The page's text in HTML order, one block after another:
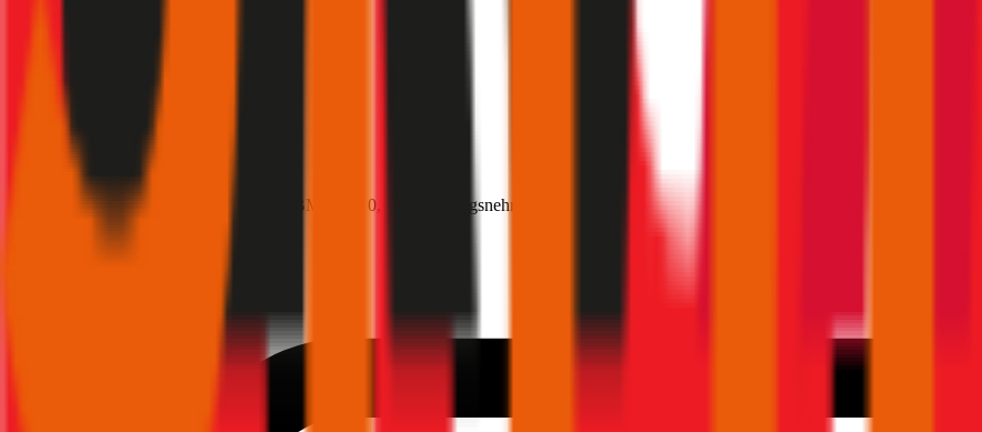
€ 345,67
Haftpflicht
Mustang, Teilkasko
446 PS/328 KW, benzin, Baujahr 2026,
BM-Stufe 0, Versicherungsnehmer 30 Jahre